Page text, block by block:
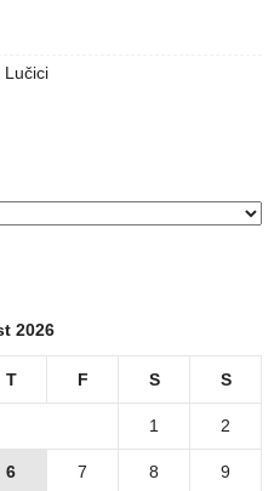
Lučici
2026
T F S S
1 2
6 7 8 9